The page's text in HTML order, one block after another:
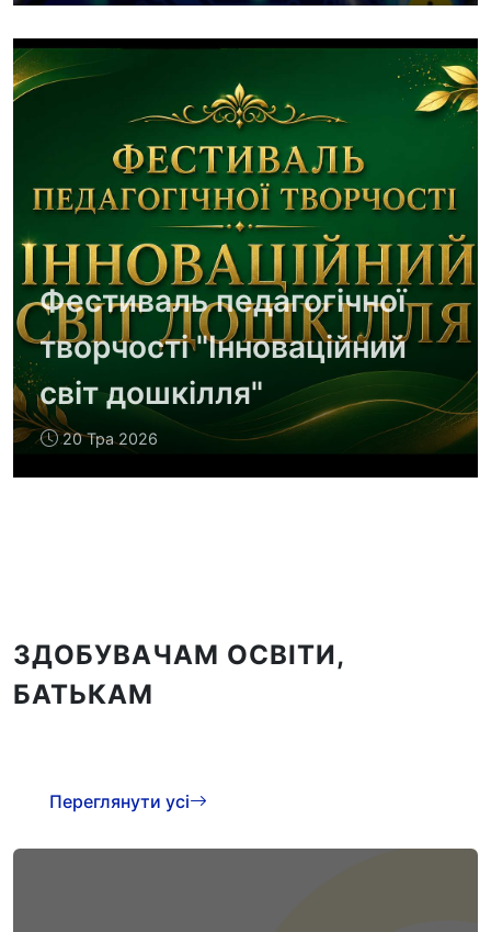
Фестиваль педагогічної
творчості "Інноваційний
світ дошкілля"
20 Тра 2026
ЗДОБУВАЧАМ ОСВІТИ,
БАТЬКАМ
Переглянути усі